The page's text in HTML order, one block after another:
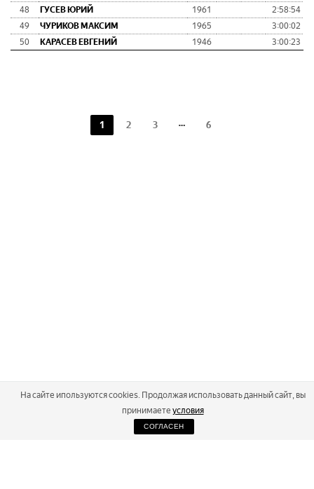
48
ГУСЕВ ЮРИЙ 1961 2:58:54
49
ЧУРИКОВ МАКСИМ 1965 3:00:02
50
КАРАСЕВ ЕВГЕНИЙ 1946 3:00:23
1 2 3 6
2026
На сайте ипользуются cookies. Продолжая использовать данный сайт, вы
принимаете условия
СОГЛАСЕН